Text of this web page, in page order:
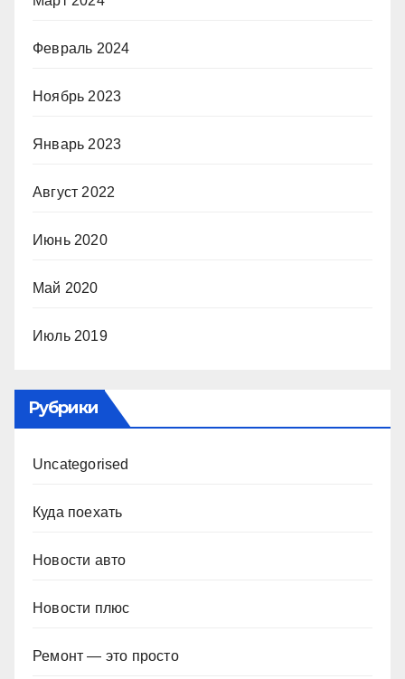
Февраль 2024
Ноябрь 2023
Январь 2023
Август 2022
Июнь 2020
Май 2020
Июль 2019
Рубрики
Uncategorised
Куда поехать
Новости авто
Новости плюс
Ремонт — это просто